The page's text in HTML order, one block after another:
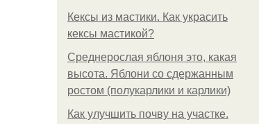
Кексы из мастики. Как украсить
кексы мастикой?
Среднерослая яблоня это, какая
высота. Яблони со сдержанным
ростом (полукарлики и карлики)
Как улучшить почву на участке.